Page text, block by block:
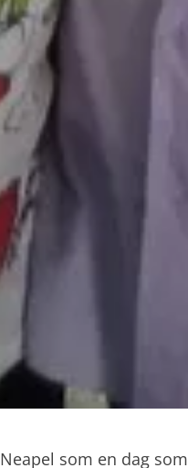
som en dag som